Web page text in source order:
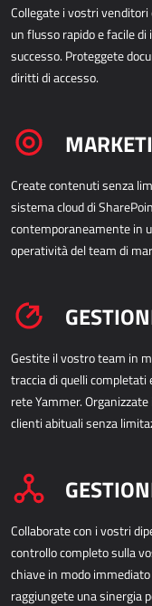
Infrastruttura informatica
Infrastruttura del server
Infrastruttura della rete
Collegate i vostri
un flusso rapido e facile
successo. Proteggete
diritti di accesso.
Create contenuti senza
sistema cloud di
contemporaneamente in
operatività del team di
Gestite il vostro team in
traccia di quelli
rete Yammer.
clienti abituali senza
Collaborate con i vostri
controllo completo sulla
chiave in modo
raggiungete una sinergia